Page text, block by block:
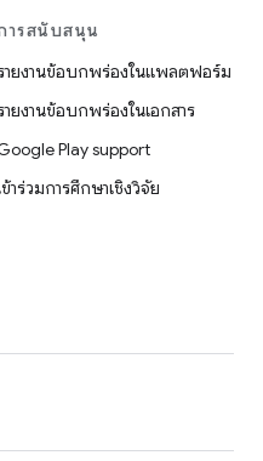
ารสนับสนุน
ายงานข้อบกพร่องในแพลตฟอร์ม
ายงานข้อบกพร่องในเอกสาร
Play support
ข้าร่วมการศึกษาเชิงวิจัย